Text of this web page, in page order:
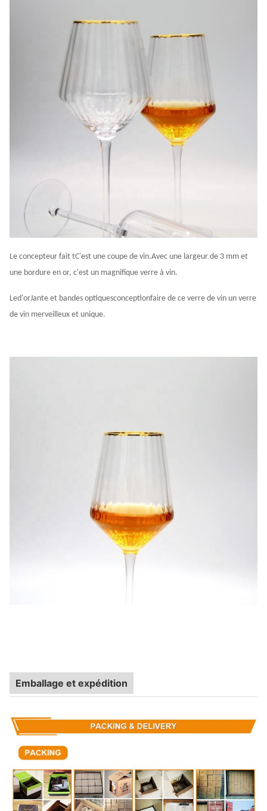
Le concepteur fait tC'est une coupe de vin.Avec une largeur de 3 mm et
une bordure en or, c'est un magnifique verre à vin.
Led'orJante et bandes optiquesconceptionfaire de ce verre de vin un verre
de vin merveilleux et unique.
Emballage et expédition